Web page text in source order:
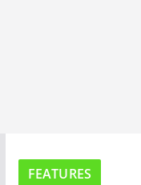
FEATURES